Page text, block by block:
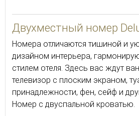
Двухместный номер
Номера отличаются тишиной и
дизайном интерьера,
стилем отеля. Здесь вас ждут
телевизор с плоским экраном,
принадлежности, фен, сейф и
Номер с двуспальной кроватью.